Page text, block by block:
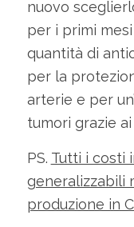
nuovo
per i primi
quantità di
per la
arterie e per
tumori grazie
PS. Tutti i costi
generalizzabili
produzione in